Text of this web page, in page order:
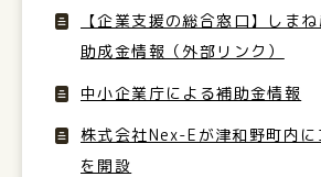
【企業支援の総合窓口】しま
助成金情報（外部リンク）
中小企業庁による補助金情報
株式会社Nex-Eが津和野町内に
を開設